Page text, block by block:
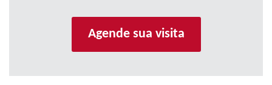
Agende sua visita